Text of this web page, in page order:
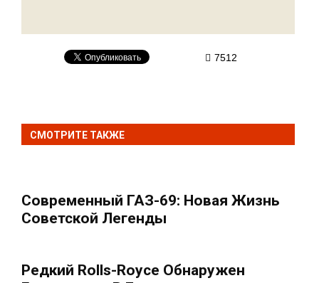
7512
СМОТРИТЕ ТАКЖЕ
Современный ГАЗ-69: Новая Жизнь
Советской Легенды
Редкий Rolls-Royce Обнаружен